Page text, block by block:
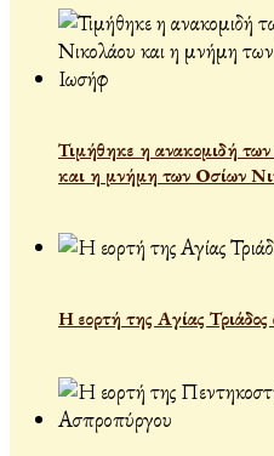
Τιμήθηκε η ανακομιδή
και η μνήμη των Οσίων
Η εορτή της Αγίας